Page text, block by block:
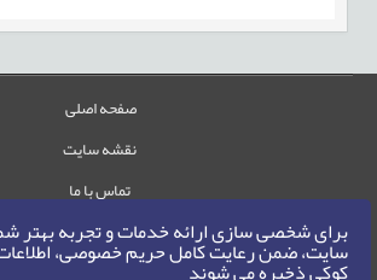
برای شخصی سازی ارائه خدمات و تجربه بهتر
سایت، ضمن رعایت کامل حریم خصوصی،
صفحه اصلی
نقشه سایت
تماس با ما
حقوق این وب‌سایت متعلق به